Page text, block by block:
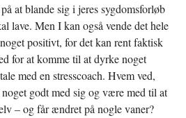
at blande sig i jeres sygdomsforløb
lave. Men I kan også vende det hele
positivt, for det kan rent faktisk
for at komme til at dyrke noget
med en stresscoach. Hvem ved,
godt med sig og være med til at
– og får ændret på nogle vaner?